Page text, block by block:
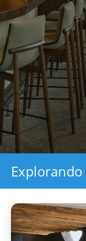
Explorando